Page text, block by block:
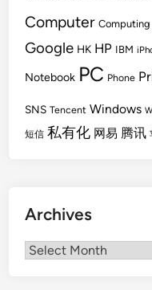
Computer Computing
Google HK HP IBM
Notebook PC Phone
SNS Tencent Windows
短信 私有化 网易 腾讯
Archives
Archives